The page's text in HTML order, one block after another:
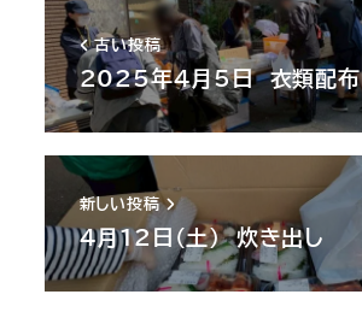
古い投稿
2025年4月5日 衣類配布
新しい投稿
4月12日(土) 炊き出し